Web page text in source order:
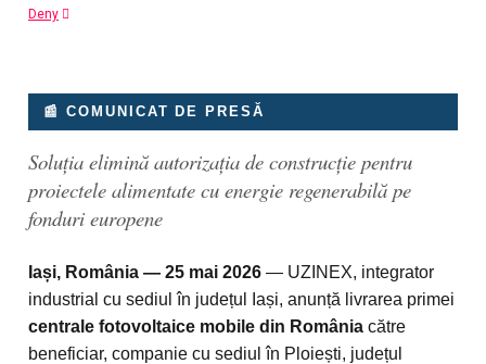
Deny
📰 COMUNICAT DE PRESĂ
Soluția elimină autorizația de construcție pentru
proiectele alimentate cu energie regenerabilă pe
fonduri europene
Iași, România — 25 mai 2026— UZINEX, integrator
industrial cu sediul în județul Iași, anunță livrarea primei
centrale fotovoltaice mobile din Româniacătre
beneficiar, companie cu sediul în Ploiești, județul